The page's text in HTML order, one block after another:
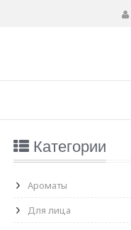
Категории
Ароматы
Для лица